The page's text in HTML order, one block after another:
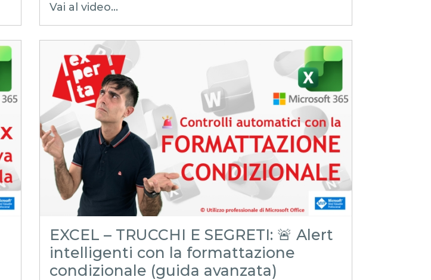
EXCELtrucchiesegreti
xlsx
excel tips
EXCELoltreognilimiteTRUCCHIeSEGRETI
controllo di gestione
excel facile
excel tutorial italiano
excel magico
microsoft 365
funzione filtro
filtro
criteri opzionali
Vai al video...
EXCEL – TRUCCHI E SEGRETI: 🚨 Alert
intelligenti con la formattazione
condizionale (guida avanzata)